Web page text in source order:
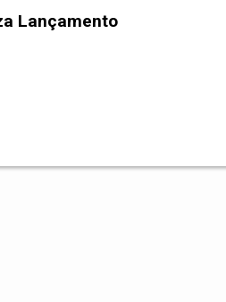
Lançamento